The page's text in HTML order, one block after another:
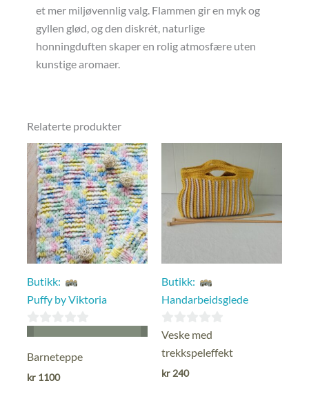
et mer miljøvennlig valg. Flammen gir en myk og
gyllen glød, og den diskrét, naturlige
honningduften skaper en rolig atmosfære uten
kunstige aromaer.
Relaterte produkter
Butikk:
Puffy by Viktoria
5
Barneteppe
kr 1100
Butikk:
Handarbeidsglede
0
ut
av
Veske med
trekkspeleffekt
kr240